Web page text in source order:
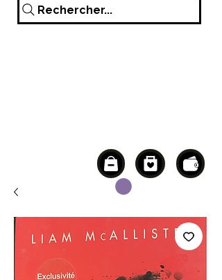
Rechercher...